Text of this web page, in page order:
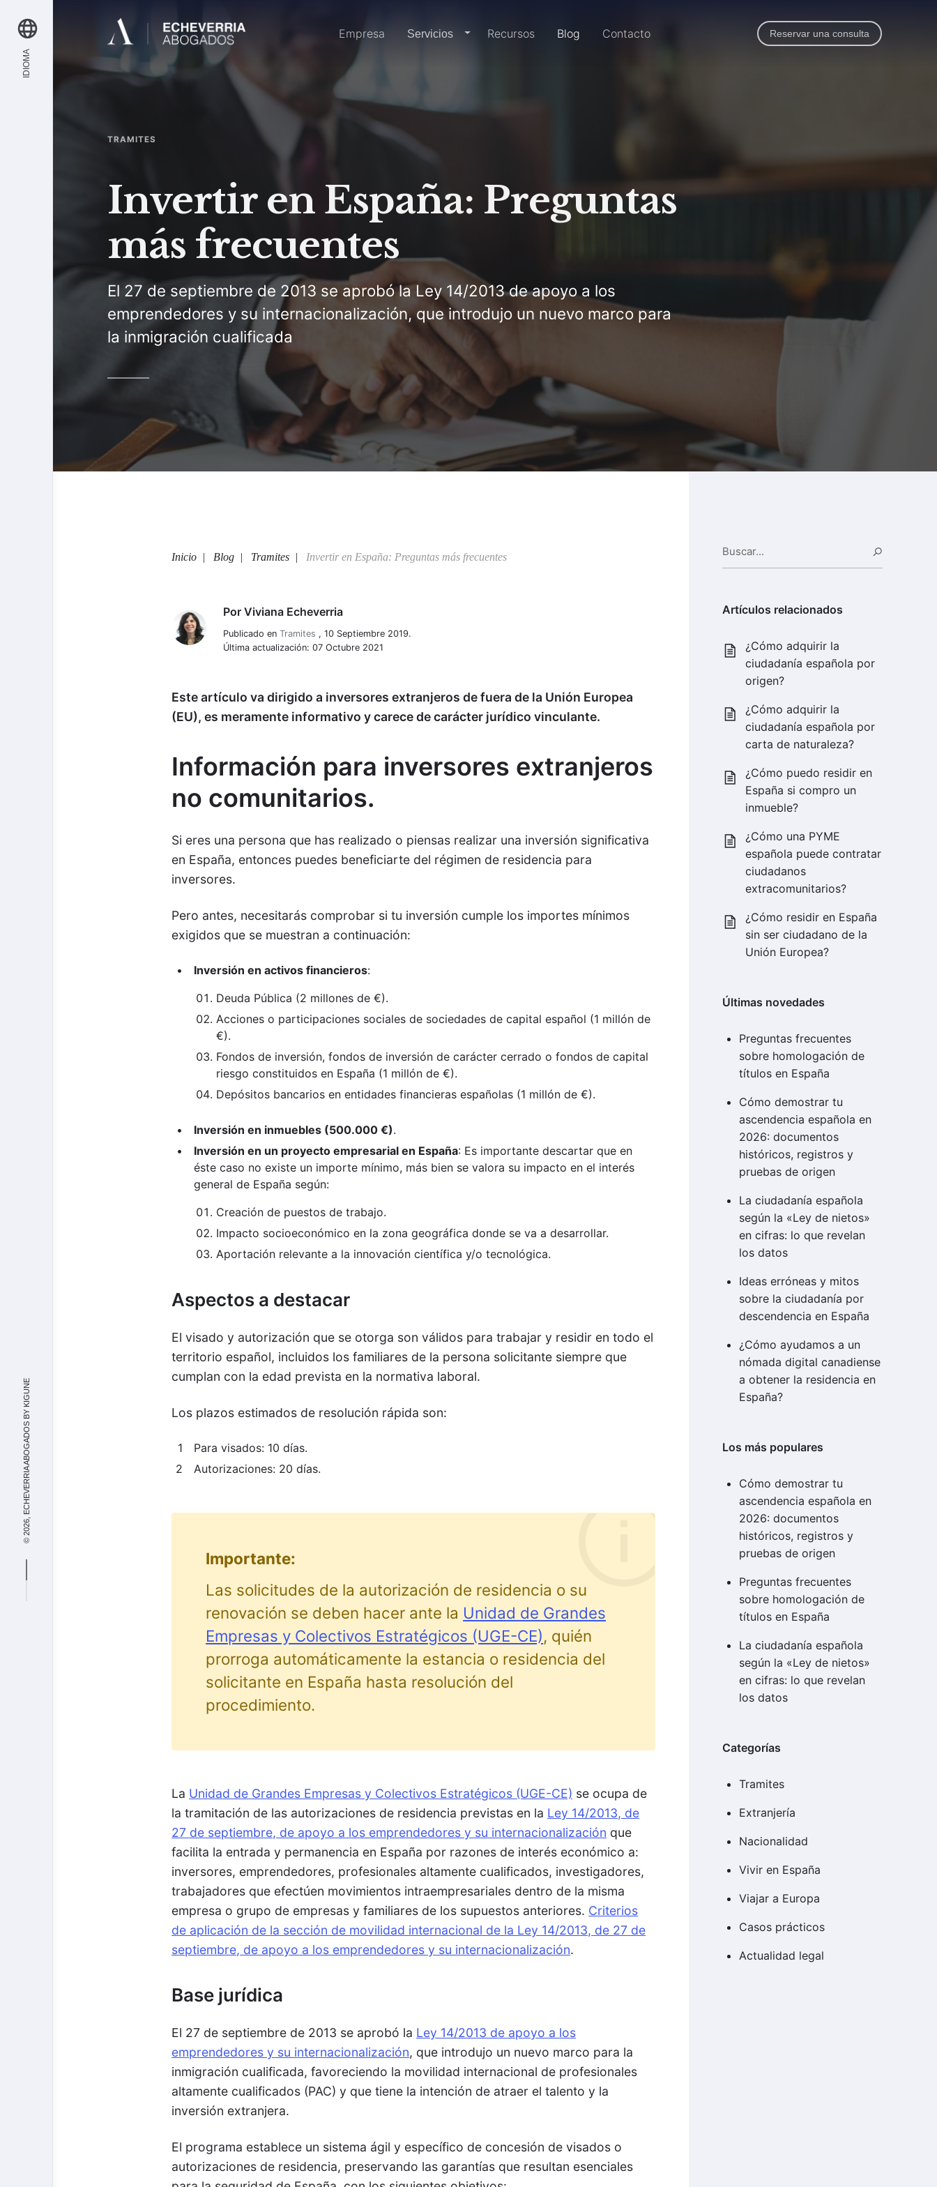
IDIOMA
© 2026, ECHEVERRIA ABOGADOS BY
KIGUNE
Inicio
Empresa Servicios dropdown-link
Recursos Blog Contacto Reservar una consulta
TRAMITES
Invertir en España: Preguntas
más frecuentes
El 27 de septiembre de 2013 se aprobó la Ley 14/2013 de apoyo a los
emprendedores y su internacionalización, que introdujo un nuevo marco para
la inmigración cualificada
Inicio Blog Tramites Invertir en España: Preguntas más frecuentes
Viviana Echeverria
PorViviana Echeverria
Publicado enTramites ,10 Septiembre 2019.
Última actualización: 07 Octubre 2021
Este artículo va dirigido a inversores extranjeros de fuera de la Unión Europea
(EU), es meramente informativo y carece de carácter jurídico vinculante.
Información para inversores extranjeros
no comunitarios.
Si eres una persona que has realizado o piensas realizar una inversión significativa
en España, entonces puedes beneficiarte del régimen de residencia para
inversores.
Pero antes, necesitarás comprobar si tu inversión cumple los importes mínimos
exigidos que se muestran a continuación:
Inversión en activos financieros:
Deuda Pública (2 millones de €).
Acciones o participaciones sociales de sociedades de capital español (1 millón de
€).
Fondos de inversión, fondos de inversión de carácter cerrado o fondos de capital
riesgo constituidos en España (1 millón de €).
Depósitos bancarios en entidades financieras españolas (1 millón de €).
Inversión en inmuebles (500.000 €).
Inversión en un proyecto empresarial en España: Es importante descartar que en
éste caso no existe un importe mínimo, más bien se valora su impacto en el interés
general de España según:
Creación de puestos de trabajo.
Impacto socioeconómico en la zona geográfica donde se va a desarrollar.
Aportación relevante a la innovación científica y/o tecnológica.
Aspectos a destacar
El visado y autorización que se otorga son válidos para trabajar y residir en todo el
territorio español, incluidos los familiares de la persona solicitante siempre que
cumplan con la edad prevista en la normativa laboral.
Los plazos estimados de resolución rápida son:
Para visados: 10 días.
Autorizaciones: 20 días.
Importante:
Las solicitudes de la autorización de residencia o su
renovación se deben hacer ante la Unidad de Grandes
Empresas y Colectivos Estratégicos (UGE-CE), quién
prorroga automáticamente la estancia o residencia del
solicitante en España hasta resolución del
procedimiento.
La Unidad de Grandes Empresas y Colectivos Estratégicos (UGE-CE) se ocupa de
la tramitación de las autorizaciones de residencia previstas en la Ley 14/2013, de
27 de septiembre, de apoyo a los emprendedores y su internacionalización que
facilita la entrada y permanencia en España por razones de interés económico a:
inversores, emprendedores, profesionales altamente cualificados, investigadores,
trabajadores que efectúen movimientos intraempresariales dentro de la misma
empresa o grupo de empresas y familiares de los supuestos anteriores. Criterios
de aplicación de la sección de movilidad internacional de la Ley 14/2013, de 27 de
septiembre, de apoyo a los emprendedores y su internacionalización.
Base jurídica
El 27 de septiembre de 2013 se aprobó la Ley 14/2013 de apoyo a los
emprendedores y su internacionalización, que introdujo un nuevo marco para la
inmigración cualificada, favoreciendo la movilidad internacional de profesionales
altamente cualificados (PAC) y que tiene la intención de atraer el talento y la
inversión extranjera.
El programa establece un sistema ágil y específico de concesión de visados o
autorizaciones de residencia, preservando las garantías que resultan esenciales
Buscar
Artículos relacionados
¿Cómo adquirir la
ciudadanía española por
origen?
¿Cómo adquirir la
ciudadanía española por
carta de naturaleza?
¿Cómo puedo residir en
España si compro un
inmueble?
¿Cómo una PYME
española puede contratar
ciudadanos
extracomunitarios?
¿Cómo residir en España
sin ser ciudadano de la
Unión Europea?
Últimas novedades
Preguntas frecuentes
sobre homologación de
títulos en España
Cómo demostrar tu
ascendencia española en
2026: documentos
históricos, registros y
pruebas de origen
La ciudadanía española
según la «Ley de nietos»
en cifras: lo que revelan
los datos
Ideas erróneas y mitos
sobre la ciudadanía por
descendencia en España
¿Cómo ayudamos a un
nómada digital canadiense
a obtener la residencia en
España?
Los más populares
Cómo demostrar tu
ascendencia española en
2026: documentos
históricos, registros y
pruebas de origen
Preguntas frecuentes
sobre homologación de
títulos en España
La ciudadanía española
según la «Ley de nietos»
en cifras: lo que revelan
los datos
Categorías
Tramites
Extranjería
Nacionalidad
Vivir en España
Viajar a Europa
Casos prácticos
Actualidad legal